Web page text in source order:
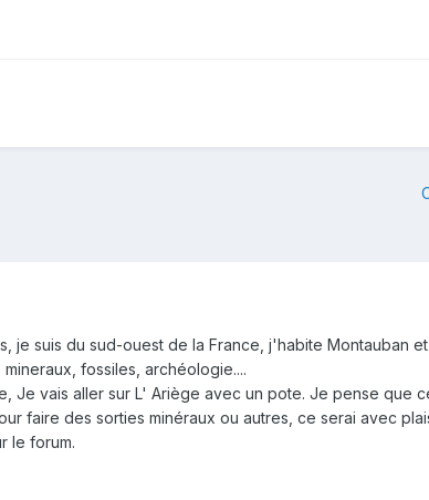
je suis du sud-ouest de la France, j'habite Montauban
fossiles, archéologie....
Je vais aller sur L' Ariège avec un pote. Je pense que
faire des sorties minéraux ou autres, ce serai avec
le forum.